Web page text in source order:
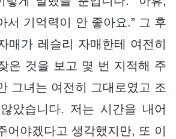
서 기억력이 안 좋아요.” 그 후
매가 레슬리 자매한테 여전히
은 것을 보고 몇 번 지적해 주
그녀는 여전히 그대로였고 조
았습니다. 저는 시간을 내어
어야겠다고 생각했지만, 또 이